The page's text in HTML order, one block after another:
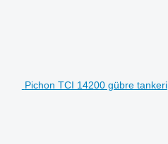
Pichon TCI 14200 gübre tankeri